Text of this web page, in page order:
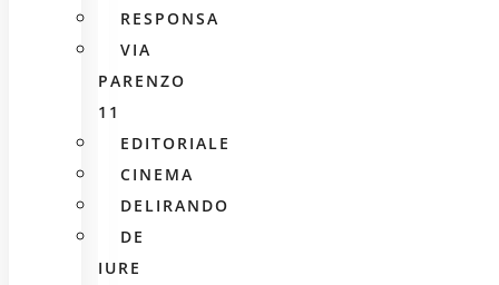
RESPONSA
VIA
PARENZO
11
EDITORIALE
CINEMA
DELIRANDO
DE
IURE